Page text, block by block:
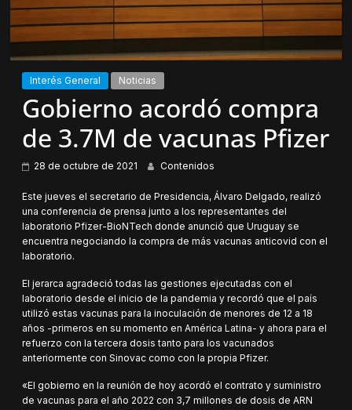
Interés General Noticias
Gobierno acordó compra
de 3.7M de vacunas Pfizer
28 de octubre de 2021 Contenidos
Este jueves el secretario de Presidencia, Álvaro Delgado, realizó
una conferencia de prensa junto a los representantes del
laboratorio Pfizer-BioNTech donde anunció que Uruguay se
encuentra negociando la compra de más vacunas anticovid con el
laboratorio.
El jerarca agradeció todas las gestiones ejecutadas con el
laboratorio desde el inicio de la pandemia y recordó que el país
utilizó estas vacunas para la inoculación de menores de 12 a 18
años -primeros en su momento en América Latina- y ahora para el
refuerzo con la tercera dosis tanto para los vacunados
anteriormente con Sinovac como con la propia Pfizer.
«El gobierno en la reunión de hoy acordó el contrato y suministro
de vacunas para el año 2022 con 3,7 millones de dosis de ARN